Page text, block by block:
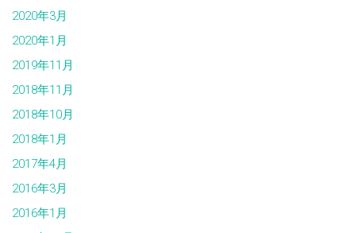
2020年3月
2020年1月
2019年11月
2018年11月
2018年10月
2018年1月
2017年4月
2016年3月
2016年1月